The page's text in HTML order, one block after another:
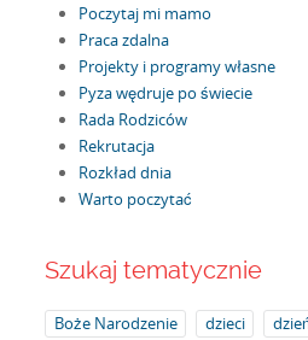
Poczytaj mi mamo
Praca zdalna
Projekty i programy własne
Pyza wędruje po świecie
Rada Rodziców
Rekrutacja
Rozkład dnia
Warto poczytać
Szukaj tematycznie
Boże Narodzenie dzieci